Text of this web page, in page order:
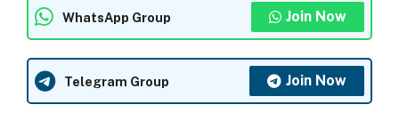
WhatsApp Group Join Now
Telegram Group Join Now